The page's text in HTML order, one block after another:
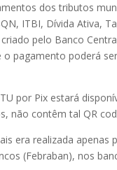
dos tributos
ITBI, Dívida Ativa,
pelo Banco
pagamento poderá
por Pix estará
não contêm tal QR
era realizada
(Febraban), nos